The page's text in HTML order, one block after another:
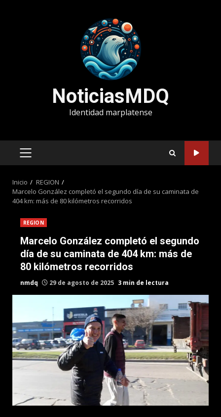
NoticiasMDQ
Identidad marplatense
MENÚ
Inicio
REGION
Marcelo González completó el segundo día de su caminata de
404 km: más de 80 kilómetros recorridos
REGION
Marcelo González completó el segundo
día de su caminata de 404 km: más de
80 kilómetros recorridos
nmdq 29 de agosto de 2025 3 min de lectura